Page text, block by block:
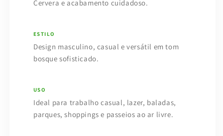
Cervera e acabamento cuidadoso.
ESTILO
Design masculino, casual e versátil em tom
bosque sofisticado.
USO
Ideal para trabalho casual, lazer, baladas,
parques, shoppings e passeios ao ar livre.